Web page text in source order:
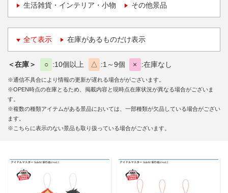
生活雑貨・インテリア・小物 その他景品
全て表示 在庫があるものだけ表示
＜在庫＞ ○ 10個以上 △ 1～9個 × 在庫なし
※通信不具合により情報の更新が遅れる場合ががございます。
※OPEN時点の在庫とるため、掲載内容と現時点在庫状況が異なる場合がございま
す。
※複数の種類アイテムがある景品においては、一部種類が欠品している場合がござい
ます。
※こちらに表示のない景品も取り扱っている場合がございます。